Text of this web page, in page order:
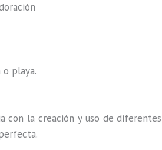
o playa.
con la creación y uso de